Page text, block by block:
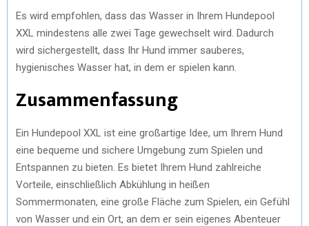
Es wird empfohlen, dass das Wasser in Ihrem Hundepool
XXL mindestens alle zwei Tage gewechselt wird. Dadurch
wird sichergestellt, dass Ihr Hund immer sauberes,
hygienisches Wasser hat, in dem er spielen kann.
Zusammenfassung
Ein Hundepool XXL ist eine großartige Idee, um Ihrem Hund
eine bequeme und sichere Umgebung zum Spielen und
Entspannen zu bieten. Es bietet Ihrem Hund zahlreiche
Vorteile, einschließlich Abkühlung in heißen
Sommermonaten, eine große Fläche zum Spielen, ein Gefühl
von Wasser und ein Ort, an dem er sein eigenes Abenteuer